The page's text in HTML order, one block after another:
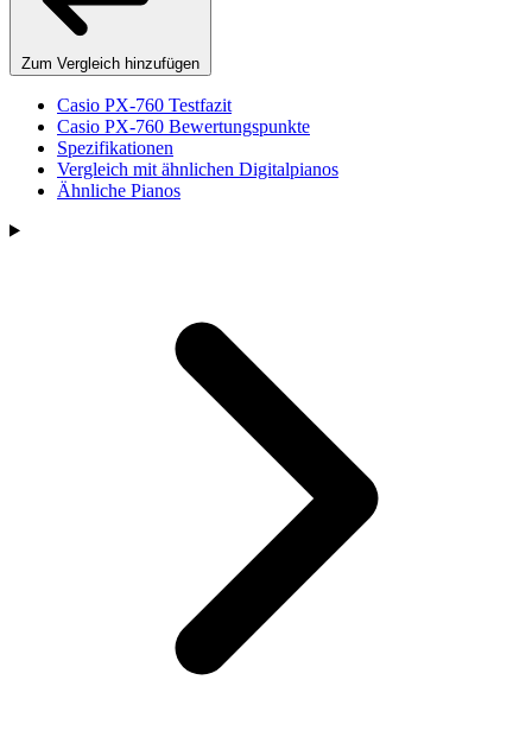
Zum Vergleich hinzufügen
Casio PX-760 Testfazit
Casio PX-760 Bewertungspunkte
Spezifikationen
Vergleich mit ähnlichen Digitalpianos
Ähnliche Pianos